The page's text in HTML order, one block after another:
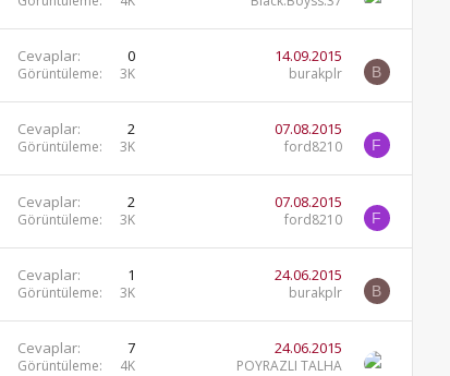
Cevaplar 0
Görüntüleme 3K
14.09.2015
burakplr B
Cevaplar 2
Görüntüleme 3K
07.08.2015
ford8210 F
Cevaplar 2
Görüntüleme 3K
07.08.2015
ford8210 F
Cevaplar 1
Görüntüleme 3K
24.06.2015
burakplr B
Cevaplar 7
Görüntüleme 4K
24.06.2015
POYRAZLI TALHA